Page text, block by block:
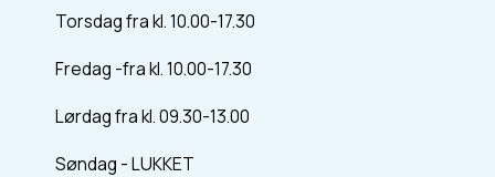
Torsdag fra kl. 10.00-17.30
Fredag -fra kl. 10.00-17.30
Lørdag fra kl. 09.30-13.00
Søndag - LUKKET